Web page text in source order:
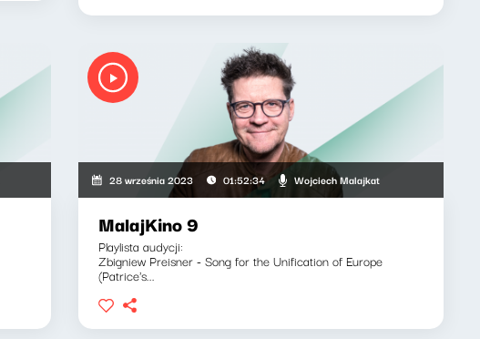
28 września 2023 01:52:34 Wojciech Malajkat
MalajKino 9
Playlista audycji:
Zbigniew Preisner - Song for the Unification of Europe
(Patrice's...